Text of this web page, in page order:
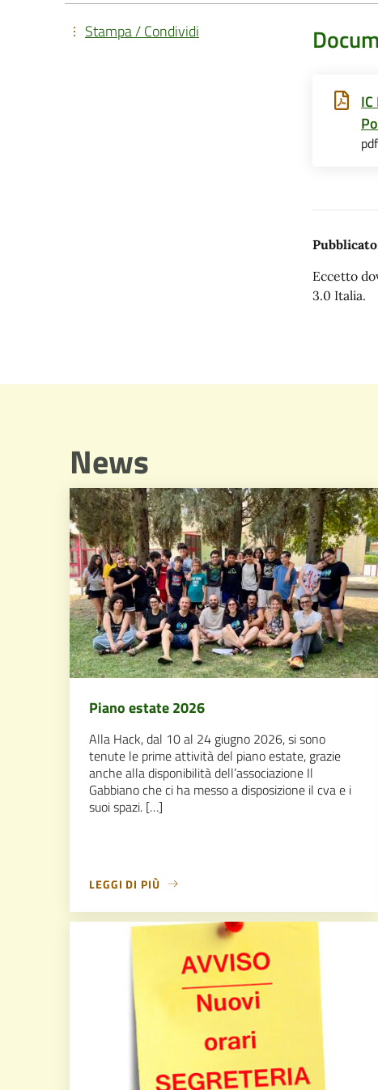
Eccetto
3.0 Italia.
Stampa / Condividi
News
Piano estate 2026
Alla Hack, dal 10 al 24 giugno 2026, si sono
tenute le prime attività del piano estate, grazie
anche alla disponibilità dell’associazione Il
Gabbiano che ci ha messo a disposizione il cva e i
suoi spazi. […]
LEGGI DI PIÙ